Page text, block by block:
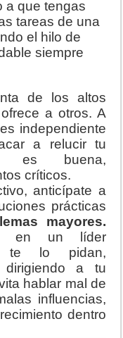
a que tengas
tareas de una
el hilo de
siempre
de los altos
a otros. A
independiente
a relucir tu
es buena,
críticos.
anticípate a
prácticas
mayores.
en un líder
te lo pidan,
dirigiendo a tu
hablar mal de
influencias,
dentro